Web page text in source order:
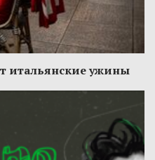
итальянские ужины